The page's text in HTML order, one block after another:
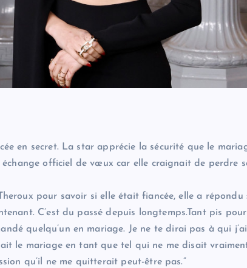
en secret. La star apprécie la sécurité que le
échange officiel de vœux car elle craignait de perdre
pour savoir si elle était fiancée, elle a répondu :
C’est du passé depuis longtemps.Tant pis
quelqu’un en mariage. Je ne te dirai pas à qui
le mariage en tant que tel qui ne me disait
qu’il ne me quitterait peut-être pas.”